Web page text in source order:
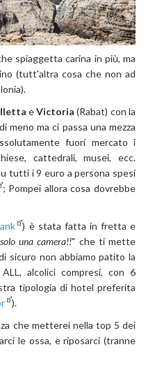
spiaggetta carina in più, ma
(tutt'altra cosa che non ad
eVictoria (Rabat) con la
meno ma ci passa una mezza
fuori mercato i
cattedrali, musei, ecc.
tutti i 9 euro a persona spesi
; Pompei allora cosa dovrebbe
) è stata fatta in fretta e
una camera!!" che ti mette
sicuro non abbiamo patito la
alcolici compresi, con 6
tipologia di hotel preferita
).
che metterei nella top 5 dei
le ossa, e riposarci (tranne